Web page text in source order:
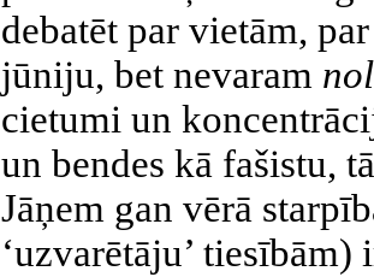
debatēt par vietām,
jūniju, bet nevaram
cietumi un
un bendes kā fašistu,
Jāņem gan vērā
‘uzvarētāju’ tiesībām)